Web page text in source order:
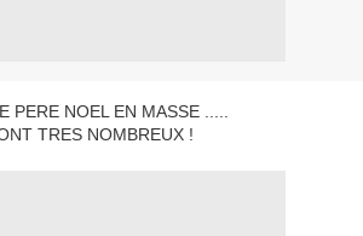
PERE NOEL EN MASSE .....
TRES NOMBREUX !